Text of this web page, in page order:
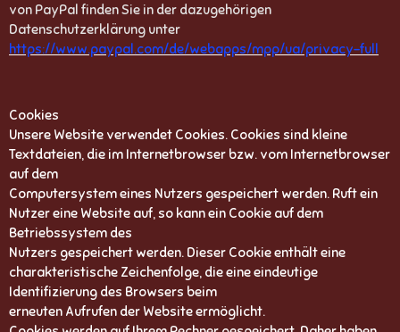
von PayPal finden Sie in der dazugehörigen
Datenschutzerklärung unter
https://www.paypal.com/de/webapps/mpp/ua/privacy-full
Cookies
Unsere Website verwendet Cookies. Cookies sind kleine
Textdateien, die im Internetbrowser bzw. vom Internetbrowser
auf dem
Computersystem eines Nutzers gespeichert werden. Ruft ein
Nutzer eine Website auf, so kann ein Cookie auf dem
Betriebssystem des
Nutzers gespeichert werden. Dieser Cookie enthält eine
charakteristische Zeichenfolge, die eine eindeutige
Identifizierung des Browsers beim
erneuten Aufrufen der Website ermöglicht.